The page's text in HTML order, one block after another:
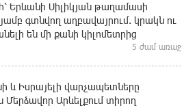
Երևանի Սիլիկյան թաղամասի
գտնվող աղբավայրում. կրակն ու
են մի քանի կիլոմետրից
5 ժամ առաջ
և Իսրայելի վարչապետները
Մերձավոր Արևելքում տիրող